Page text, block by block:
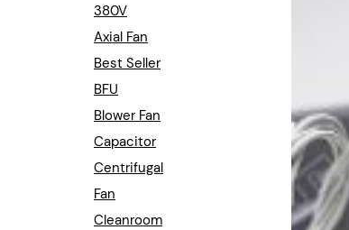
Cabinet Fan
Inverter Fan
380V
Axial Fan
Best Seller
BFU
Blower Fan
Capacitor
Centrifugal
Fan
Cleanroom